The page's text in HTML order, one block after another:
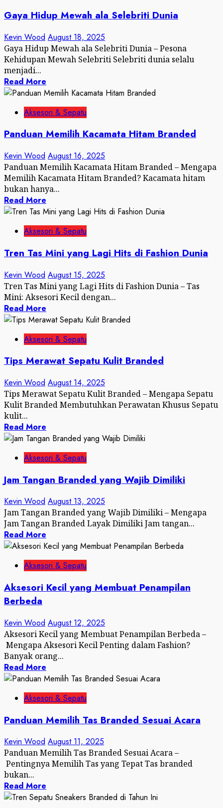
Gaya Hidup Mewah ala Selebriti Dunia
Kevin Wood August 18, 2025
Gaya Hidup Mewah ala Selebriti Dunia – Pesona
Kehidupan Mewah Selebriti Selebriti dunia selalu
menjadi...
Read More
Aksesori & Sepatu
Panduan Memilih Kacamata Hitam Branded
Kevin Wood August 16, 2025
Panduan Memilih Kacamata Hitam Branded – Mengapa
Memilih Kacamata Hitam Branded? Kacamata hitam
bukan hanya...
Read More
Aksesori & Sepatu
Tren Tas Mini yang Lagi Hits di Fashion Dunia
Kevin Wood August 15, 2025
Tren Tas Mini yang Lagi Hits di Fashion Dunia – Tas
Mini: Aksesori Kecil dengan...
Read More
Aksesori & Sepatu
Tips Merawat Sepatu Kulit Branded
Kevin Wood August 14, 2025
Tips Merawat Sepatu Kulit Branded – Mengapa Sepatu
Kulit Branded Membutuhkan Perawatan Khusus Sepatu
kulit...
Read More
Aksesori & Sepatu
Jam Tangan Branded yang Wajib Dimiliki
Kevin Wood August 13, 2025
Jam Tangan Branded yang Wajib Dimiliki – Mengapa
Jam Tangan Branded Layak Dimiliki Jam tangan...
Read More
Aksesori & Sepatu
Aksesori Kecil yang Membuat Penampilan
Berbeda
Kevin Wood August 12, 2025
Aksesori Kecil yang Membuat Penampilan Berbeda –
Mengapa Aksesori Kecil Penting dalam Fashion?
Banyak orang...
Read More
Aksesori & Sepatu
Panduan Memilih Tas Branded Sesuai Acara
Kevin Wood August 11, 2025
Panduan Memilih Tas Branded Sesuai Acara –
Pentingnya Memilih Tas yang Tepat Tas branded
bukan...
Read More